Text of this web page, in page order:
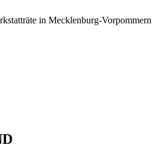
in Mecklenburg-Vorpommern